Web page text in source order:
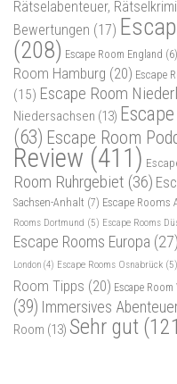
Rätselabenteuer,
Bewertungen (17)
(208) Escape Room England (6)
Room Hamburg (20) Escape
(15) Escape Room
Niedersachsen (13)
(63) Escape Room
Review (411)
Room Ruhrgebiet (36)
Sachsen-Anhalt (7) Escape Rooms
Rooms Dortmund (5) Escape Rooms
Escape Rooms Europa (27)
London (4) Escape Rooms Osnabrück (5)
Room Tipps (20) Escape
(39) Immersives
Room (13) Sehr gut